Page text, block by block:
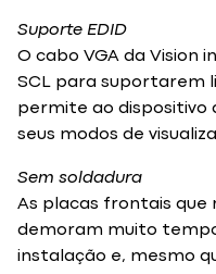
Suporte EDID
O cabo VGA da Vision
SCL para suportarem
permite ao dispositivo
seus modos de
Sem soldadura
As placas frontais que
demoram muito
instalação e, mesmo